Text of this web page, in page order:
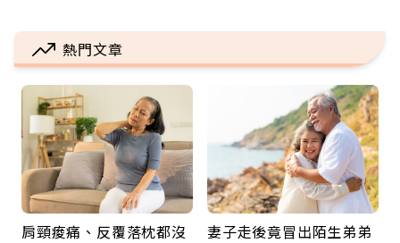
熱門文章
肩頸痠痛、反覆落枕都沒
妻子走後竟冒出陌生弟弟